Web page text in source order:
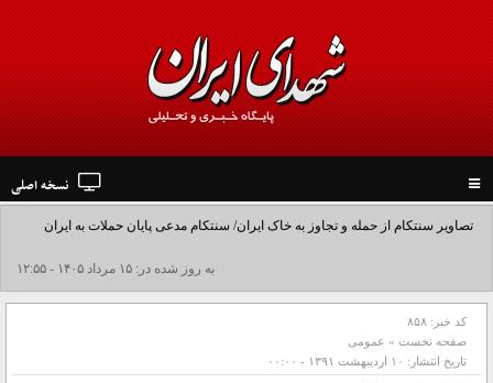
navigation
نسخه اصلی
تصاویر سنتکام از حمله و تجاوز به خاک ایران/ سنتکام مدعی پایان حملات به ایران
شد+فیلم به روز شده در: ۱۵ مرداد ۱۴۰۵ - ۱۲:۵۵
کد خبر: ۸۵۸
صفحه نخست » عمومی
تاریخ انتشار: ۱۰ ارديبهشت ۱۳۹۱ - ۰۰:۰۰